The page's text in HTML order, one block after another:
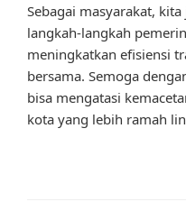
Sebagai masyarakat,
langkah-langkah
meningkatkan efisiensi
bersama. Semoga
bisa mengatasi
kota yang lebih ramah